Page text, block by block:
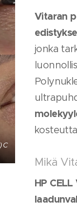
C
Vitaran
jonka
Mikä
HP